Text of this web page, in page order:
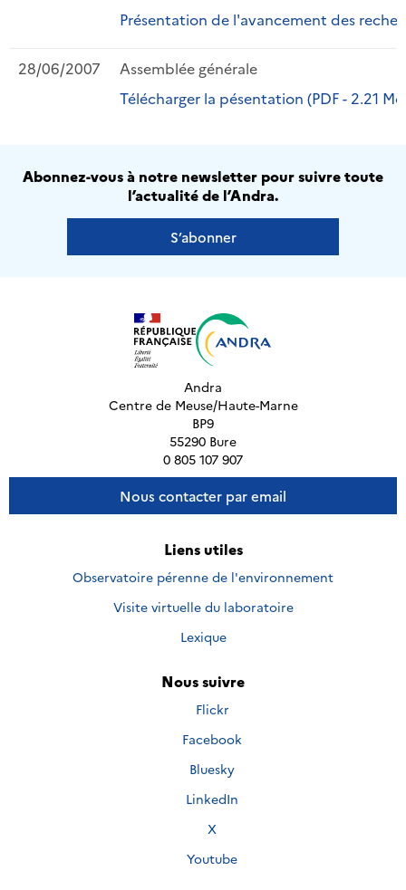
Présentation de l'avancement des
28/06/2007
Assemblée générale
Télécharger la pésentation (PDF - 2.21
Abonnez-vous à notre newsletter pour suivre toute
l’actualité de l’Andra.
S’abonner
Andra
Centre de Meuse/Haute-Marne
BP9
55290 Bure
0 805 107 907
Nous contacter par email
Liens utiles
Observatoire pérenne de l'environnement
Visite virtuelle du laboratoire
Lexique
Nous suivre
Nous
sur
Flickr
Nous
sur
Facebook
Nous
sur
Bluesky
Nous
LinkedIn
Nous
sur
X
Nous
Youtube